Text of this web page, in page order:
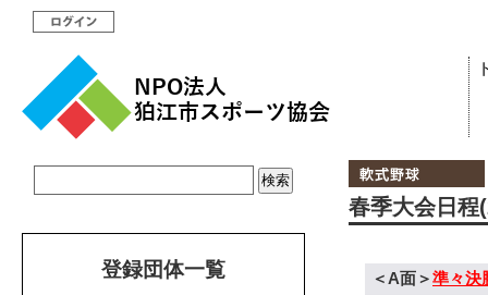
春季大会日程
＜A面＞準々決
登録団体一覧